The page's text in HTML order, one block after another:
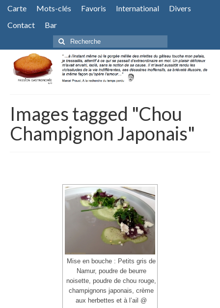
Carte Mots-clés Favoris International
Divers
Contact
Bar
Rechercher
:
Images tagged "Chou
Champignon Japonais"
Mise en bouche : Petits gris de
Namur, poudre de beurre
noisette, poudre de chou rouge,
champignons japonais, crème
aux herbettes et à l’ail @